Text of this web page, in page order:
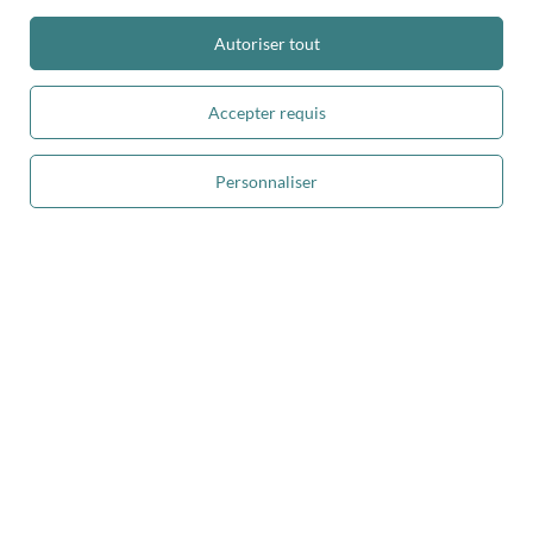
paiements sécurisés
Accepter requis
Personnaliser
Autoriser tout